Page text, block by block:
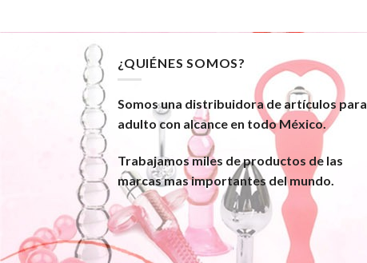
¿QUIÉNES SOMOS?
Somos una distribuidora de artículos para
adulto con alcance en todo México.
Trabajamos miles de productos de las
marcas mas importantes del mundo.